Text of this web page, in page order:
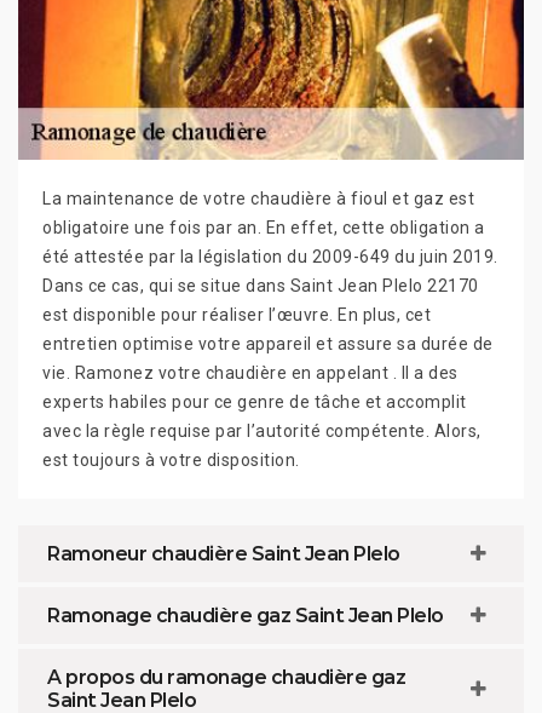
La maintenance de votre chaudière à fioul et gaz est
obligatoire une fois par an. En effet, cette obligation a
été attestée par la législation du 2009-649 du juin 2019.
Dans ce cas, qui se situe dans Saint Jean Plelo 22170
est disponible pour réaliser l’œuvre. En plus, cet
entretien optimise votre appareil et assure sa durée de
vie. Ramonez votre chaudière en appelant . Il a des
experts habiles pour ce genre de tâche et accomplit
avec la règle requise par l’autorité compétente. Alors,
est toujours à votre disposition.
Ramoneur chaudière Saint Jean Plelo
Ramonage chaudière gaz Saint Jean Plelo
A propos du ramonage chaudière gaz
Saint Jean Plelo